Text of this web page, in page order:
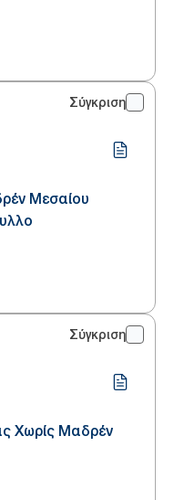
Σύγκριση
Μεσαίου
Σύγκριση
Χωρίς Μαδρέν